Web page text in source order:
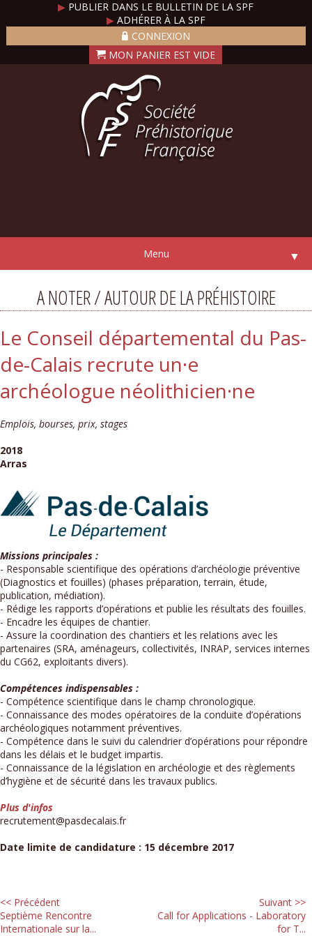
▶ PUBLIER DANS LE BULLETIN DE LA SPF
▶ADHÉRER À LA SPF
CONNEXION
Menu ▼
A NOTER / AUTOUR DE LA PRÉHISTOIRE
Le Conseil départemental du Pas-
de-Calais recrute un·e
archéologue néolithicien·ne
Emplois, bourses, prix, stages
2018
Arras
Missions principales :
- Responsable scientifique des opérations d’archéologie préventive
(Diagnostics et fouilles) (phases préparation, terrain, étude,
publication, médiation).
- Rédige les rapports d’opérations et publie les résultats des fouilles.
- Encadre les équipes de chantier.
- Assure la coordination des chantiers et les relations avec les
partenaires (SRA, aménageurs, collectivités, INRAP, services internes
du CG62, exploitants divers).
Compétences indispensables :
- Compétence scientifique dans le champ chronologique.
- Connaissance des modes opératoires de la conduite d’opérations
archéologiques notamment préventives.
- Compétence dans le suivi du calendrier d’opérations pour répondre
dans les délais et le budget impartis.
- Connaissance de la législation en archéologie et des règlements
d’hygiène et de sécurité dans les travaux publics.
Plus d'infos
recrutement@pasdecalais.fr
Date limite de candidature : 15 décembre 2017
<< Précédent
Septième Rencontre
Internationale sur la...
Suivant >>
Call for Applications - Laboratory
for T...